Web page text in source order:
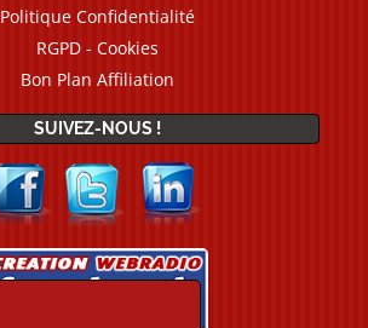
Politique Confidentialité
RGPD - Cookies
Bon Plan Affiliation
SUIVEZ-NOUS !